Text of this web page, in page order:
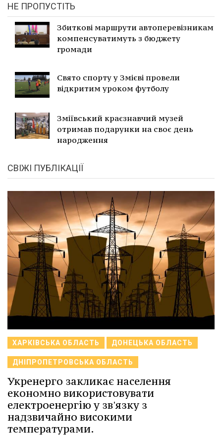
НЕ ПРОПУСТІТЬ
Збиткові маршрути автоперевізникам
компенсуватимуть з бюджету
громади
Свято спорту у Змієві провели
відкритим уроком футболу
Зміївський краєзнавчий музей
отримав подарунки на своє день
народження
СВІЖІ ПУБЛІКАЦІЇ
ХАРКІВСЬКА ОБЛАСТЬ ДОНЕЦЬКА ОБЛАСТЬ
ДНІПРОПЕТРОВСЬКА ОБЛАСТЬ
Укренерго закликає населення
економно використовувати
електроенергію у зв'язку з
надзвичайно високими
температурами.